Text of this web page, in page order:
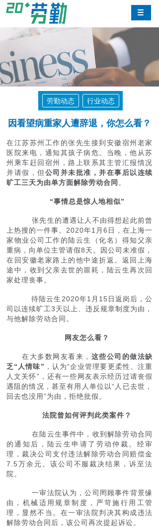
劳勤动态 行业动态
因看望病重家人遭辞退，你怎么看？
在江苏苏州工作的张先生接到安徽宿州老家
医院来电，通知其孩子病危。当晚，他从苏
州乘车赶回宿州，路上联系其主管汇报情况
并请假，但 公司并未批准，并在事后以连续
旷工三天为由单方面解除劳动合同 。
“事情总是惊人地相似”
张先生的遭遇让人不由得想起此前曾
上热搜的一件事。2020年1月6日，在上海一
家物业公司工作的陆云生（化名）得知父亲
重病，向单位主管请假8天。因公司未准假，
在回安徽老家路上的他中途折返。返回上海
途中，收到父亲去世的噩耗，陆云生再次回
家处理丧事。
待陆云生2020年1月15日返岗后，公
司以连续旷工3天以上、违反规章制度为由，
与他解除劳动合同。
网友怎么看？
在大多数网友看来， 这些公司的做法缺
乏“人情味” ，认为“企业管理要更柔性、注重
人文关怀”，还有一些网友表示经历过请丧假
遇阻的情况，甚至有用人单位以“人已去世，
回去也没用”为由，拒绝批假。
法院曾如何评判此类案件？
在陆云生事件中，收到解除劳动合同
的通知后，陆云生申请了劳动仲裁。经审
理，裁决公司支付违法解除劳动合同赔偿金
7.5万余元。该公司不服裁决结果，诉至法
院。
一审法院认为，公司罔顾事件背景缘
由，机械适用规章制度，严苛施行用工管
理，显然不当。在一审法院判决其构成违法
解除劳动合同后，该公司再次提起诉讼。